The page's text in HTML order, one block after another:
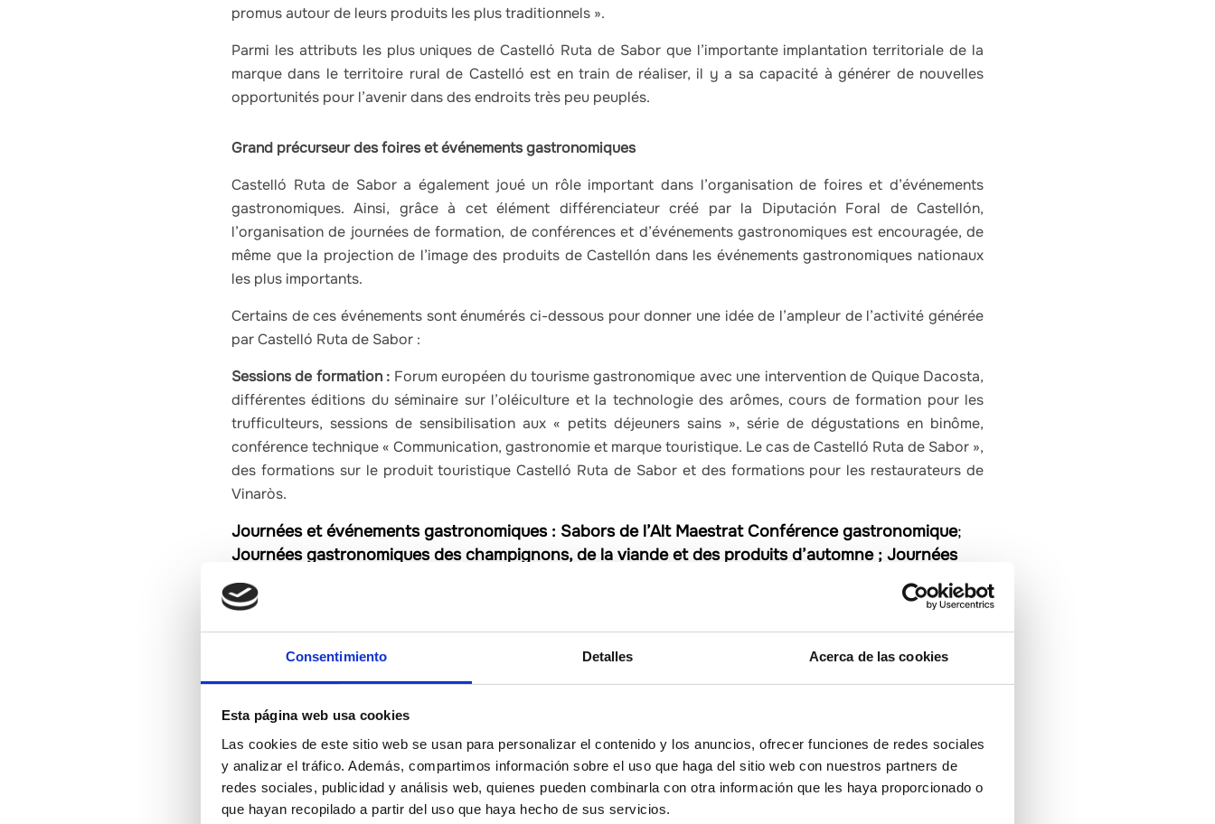
Consentimiento Detalles Acerca de las cookies
Esta página web usa cookies
Las cookies de este sitio web se usan para personalizar el contenido y los anuncios, ofrecer funciones de redes sociales
y analizar el tráfico. Además, compartimos información sobre el uso que haga del sitio web con nuestros partners de
redes sociales, publicidad y análisis web, quienes pueden combinarla con otra información que les haya proporcionado o
que hayan recopilado a partir del uso que haya hecho de sus servicios.
promus autour de leurs produits les plus traditionnels ».
Parmi les attributs les plus uniques de Castelló Ruta de Sabor que l’importante implantation territoriale de la
marque dans le territoire rural de Castelló est en train de réaliser, il y a sa capacité à générer de nouvelles
opportunités pour l’avenir dans des endroits très peu peuplés.
Grand précurseur des foires et événements gastronomiques
Castelló Ruta de Sabor a également joué un rôle important dans l’organisation de foires et d’événements
gastronomiques. Ainsi, grâce à cet élément différenciateur créé par la Diputación Foral de Castellón,
l’organisation de journées de formation, de conférences et d’événements gastronomiques est encouragée, de
même que la projection de l’image des produits de Castellón dans les événements gastronomiques nationaux
les plus importants.
Certains de ces événements sont énumérés ci-dessous pour donner une idée de l’ampleur de l’activité générée
par Castelló Ruta de Sabor :
Sessions de formation : Forum européen du tourisme gastronomique avec une intervention de Quique Dacosta,
différentes éditions du séminaire sur l’oléiculture et la technologie des arômes, cours de formation pour les
trufficulteurs, sessions de sensibilisation aux « petits déjeuners sains », série de dégustations en binôme,
conférence technique « Communication, gastronomie et marque touristique. Le cas de Castelló Ruta de Sabor »,
des formations sur le produit touristique Castelló Ruta de Sabor et des formations pour les restaurateurs de
Vinaròs.
Journées et événements gastronomiques : Sabors de l’Alt Maestrat Conférence gastronomique;
Journées gastronomiques des champignons, de la viande et des produits d’automne ; Journées
gastronomiques de la truffe ; Journées gastronomiques de l’huile d’olive ; Journées
gastronomiques de l’huile d’olive ; Journées gastronomiques de la truffe ; Journées
Journées gastronomiques de la truffe ; Journées gastronomiques de l’huile et des fruits à
plaisance d’Oropesa del Mar ; parrainage de la route des tapas de Sabores Castellón, différentes
éditions de « 8 Chefs 8 Platos », dîner de bienfaisance de l’association « l’Olla de la Plana »,
journées portes ouvertes dans les centres de production.
Participation à des événements gastronomiques :Millesime Madrid, Gastrónoma depuis 2016,
Madrid Fusión, Salón Gourmets, Fruits Logistica Fair, showcookings à FITUR… et nous sommes en